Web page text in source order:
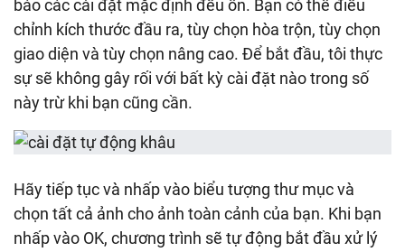
bảo các cài đặt mặc định đều ổn. Bạn có thể điều
chỉnh kích thước đầu ra, tùy chọn hòa trộn, tùy chọn
giao diện và tùy chọn nâng cao. Để bắt đầu, tôi thực
sự sẽ không gây rối với bất kỳ cài đặt nào trong số
này trừ khi bạn cũng cần.
Hãy tiếp tục và nhấp vào biểu tượng thư mục và
chọn tất cả ảnh cho ảnh toàn cảnh của bạn. Khi bạn
nhấp vào OK, chương trình sẽ tự động bắt đầu xử lý